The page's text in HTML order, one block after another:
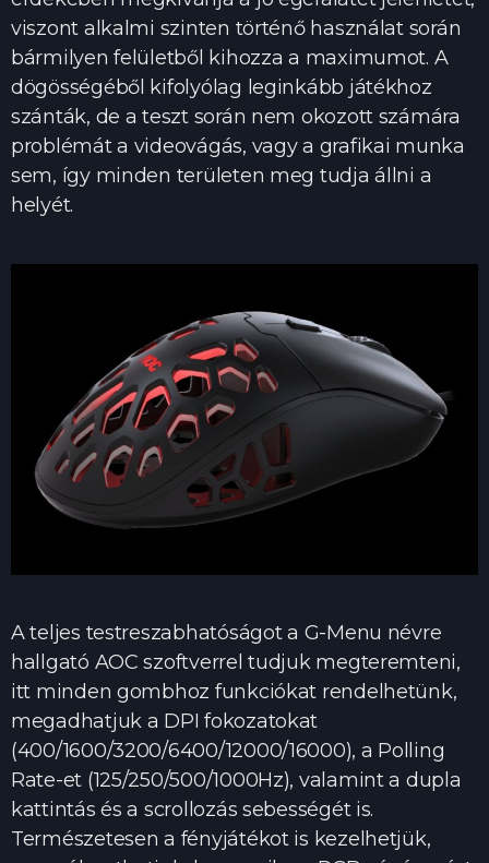
viszont alkalmi szinten történő használat során
bármilyen felületből kihozza a maximumot. A
dögösségéből kifolyólag leginkább játékhoz
szánták, de a teszt során nem okozott számára
problémát a videovágás, vagy a grafikai munka
sem, így minden területen meg tudja állni a
helyét.
A teljes testreszabhatóságot a G-Menu névre
hallgató AOC szoftverrel tudjuk megteremteni,
itt minden gombhoz funkciókat rendelhetünk,
megadhatjuk a DPI fokozatokat
(400/1600/3200/6400/12000/16000), a Polling
Rate-et (125/250/500/1000Hz), valamint a dupla
kattintás és a scrollozás sebességét is.
Természetesen a fényjátékot is kezelhetjük,